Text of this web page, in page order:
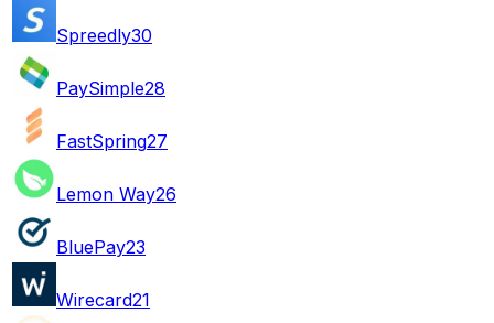
Spreedly30
PaySimple28
FastSpring27
Lemon Way26
BluePay23
Wirecard21